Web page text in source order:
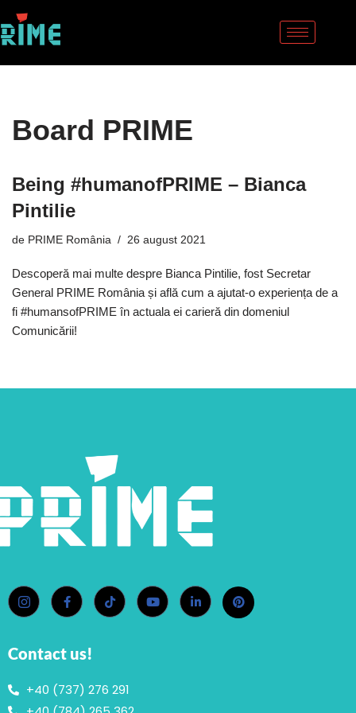
Sari
Board PRIME
Being #humanofPRIME – Bianca
Pintilie
de PRIME România 26 august 2021
Descoperă mai multe despre Bianca Pintilie, fost Secretar
General PRIME România și află cum a ajutat-o experiența de a
fi #humansofPRIME în actuala ei carieră din domeniul
Comunicării!
Contact us!
+40 (737) 276 291